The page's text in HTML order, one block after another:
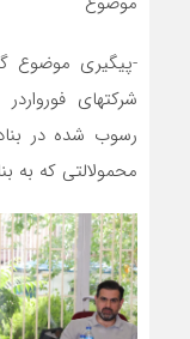
-پیگیری موضوع
شرکتهای
رسوب شده در
محمولالتی که به